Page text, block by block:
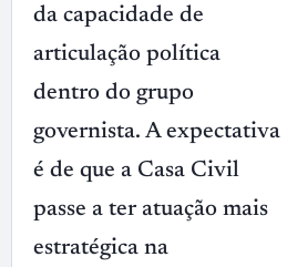
da capacidade de
articulação política
dentro do grupo
governista. A expectativa
é de que a Casa Civil
passe a ter atuação mais
estratégica na